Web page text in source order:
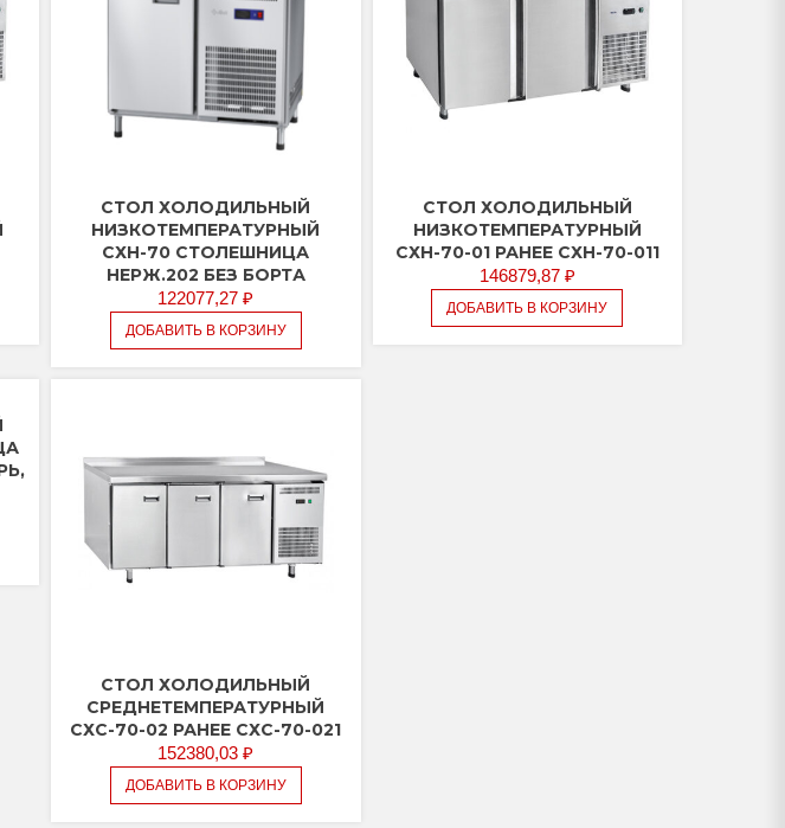
ящики
1/2)
СТОЛ ХОЛОДИЛЬНЫЙ
НИЗКОТЕМПЕРАТУРНЫЙ
СХН-70 СТОЛЕШНИЦА
НЕРЖ.202 БЕЗ БОРТА
122077,27₽
ДОБАВИТЬ В КОРЗИНУ
СТОЛ ХОЛОДИЛЬНЫЙ
НИЗКОТЕМПЕРАТУРНЫЙ
СХН-70-01 РАНЕЕ СХН-70-011
146879,87 ₽
ДОБАВИТЬ В КОРЗИНУ
СТОЛ ХОЛОДИЛЬНЫЙ
СРЕДНЕТЕМПЕРАТУРНЫЙ
СХС-70-02 РАНЕЕ СХС-70-021
152380,03₽
ДОБАВИТЬ В КОРЗИНУ